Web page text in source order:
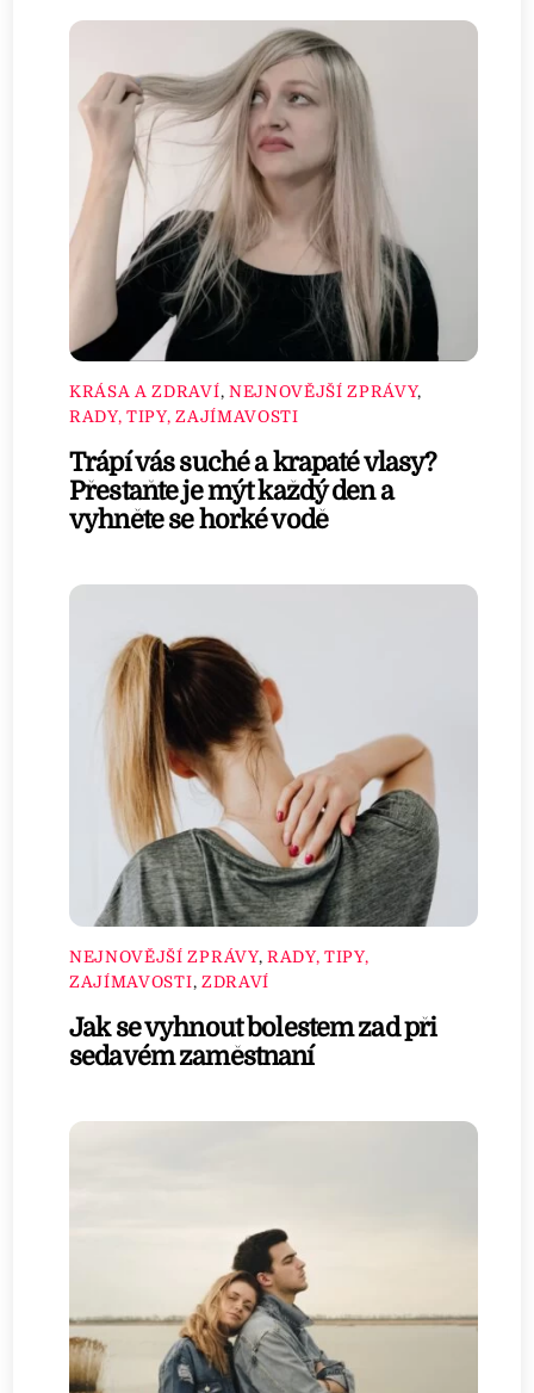
KRÁSA A ZDRAVÍ, NEJNOVĚJŠÍ ZPRÁVY,
RADY, TIPY, ZAJÍMAVOSTI
Trápí vás suché a krapaté vlasy?
Přestaňte je mýt každý den a
vyhněte se horké vodě
NEJNOVĚJŠÍ ZPRÁVY, RADY, TIPY,
ZAJÍMAVOSTI, ZDRAVÍ
Jak se vyhnout bolestem zad při
sedavém zaměstnaní